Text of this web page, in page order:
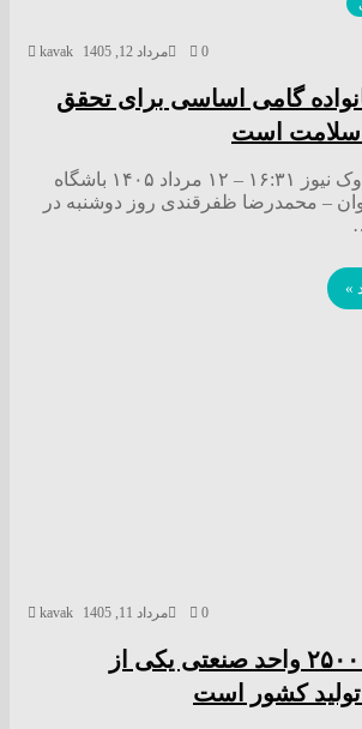
kavak مرداد 12, 1405 0
گامی اساسی برای تحقق
سلامت است
به گزارش کاوک نیوز ۱۶:۳۱ – ۱۲ مرداد ۱۴۰۵ باشگاه
– محمدرضا ظفرقندی روز دوشنبه در
»
kavak مرداد 11, 1405 0
اشتهارد با ۲۵۰۰ واحد صنعتی یکی از
کشور است